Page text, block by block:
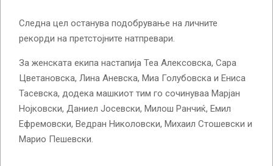
Следна цел останува подобрување на личните
рекорди на претстојните натпревари.
За женската екипа настапија Теа Алексовска, Сара
Цветановска, Лина Аневска, Миа Голубовска и Ениса
Тасевска, додека машкиот тим го сочинуваа Марјан
Нојковски, Даниел Јосевски, Милош Ранчиќ, Емил
Ефремовски, Ведран Николовски, Михаил Стошевски и
Марио Пешевски.